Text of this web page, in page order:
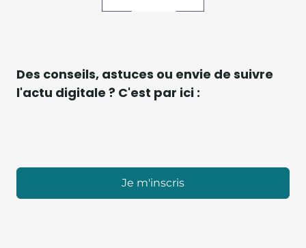
Des conseils, astuces ou envie de suivre
l'actu digitale ? C'est par ici :
Je m'inscris